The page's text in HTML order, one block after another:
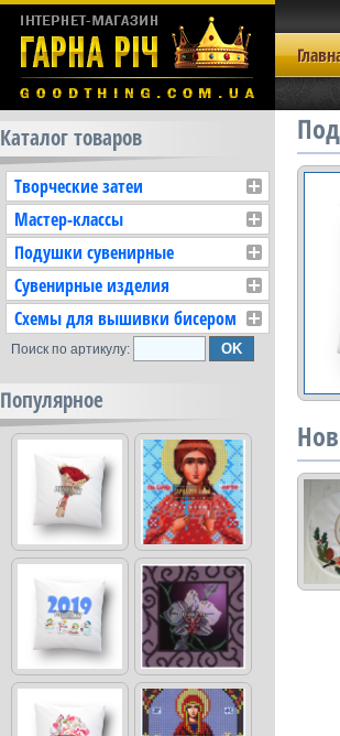
Каталог товаров
Творческие затеи
Мастер-классы
Подушки сувенирные
Сувенирные изделия
Схемы для вышивки бисером
Поиск по артикулу:
Популярное